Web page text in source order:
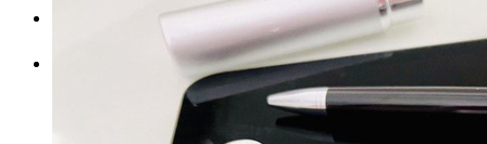
Объявления
Вакансии
О редакции
Контакты
Подписка